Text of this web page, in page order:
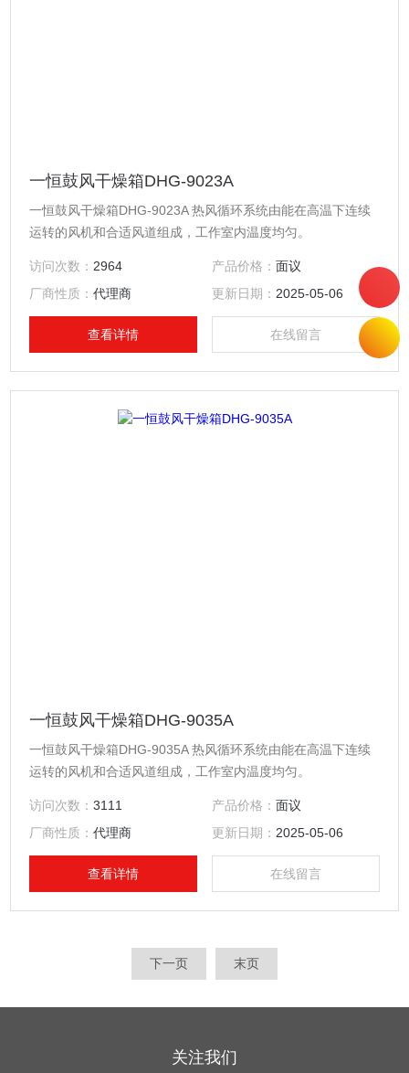
一恒鼓风干燥箱DHG-9023A
一恒鼓风干燥箱DHG-9023A 热风循环系统由能在高温下连续
运转的风机和合适风道组成，工作室内温度均匀。
访问次数： 2964 产品价格： 面议
厂商性质：代理商 更新日期： 2025-05-06
查看详情 在线留言
一恒鼓风干燥箱DHG-9035A
一恒鼓风干燥箱DHG-9035A 热风循环系统由能在高温下连续
运转的风机和合适风道组成，工作室内温度均匀。
访问次数：3111 产品价格： 面议
厂商性质：代理商 更新日期： 2025-05-06
查看详情 在线留言
下一页 末页
关注我们